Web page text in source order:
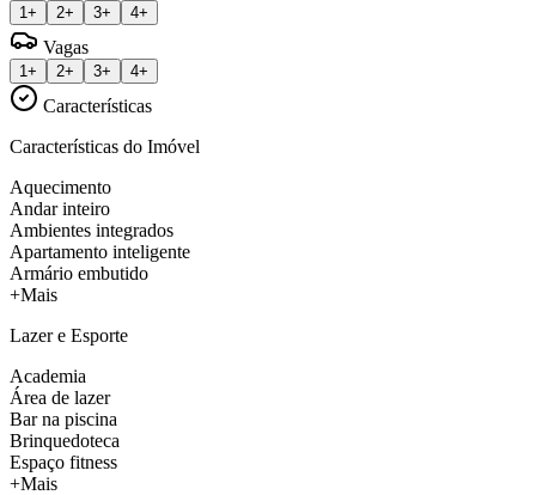
1+ 2+ 3+ 4+
Vagas
1+ 2+ 3+ 4+
Características
Características do Imóvel
Aquecimento
Andar inteiro
Ambientes integrados
Apartamento inteligente
Armário embutido
+Mais
Lazer e Esporte
Academia
Área de lazer
Bar na piscina
Brinquedoteca
Espaço fitness
+Mais